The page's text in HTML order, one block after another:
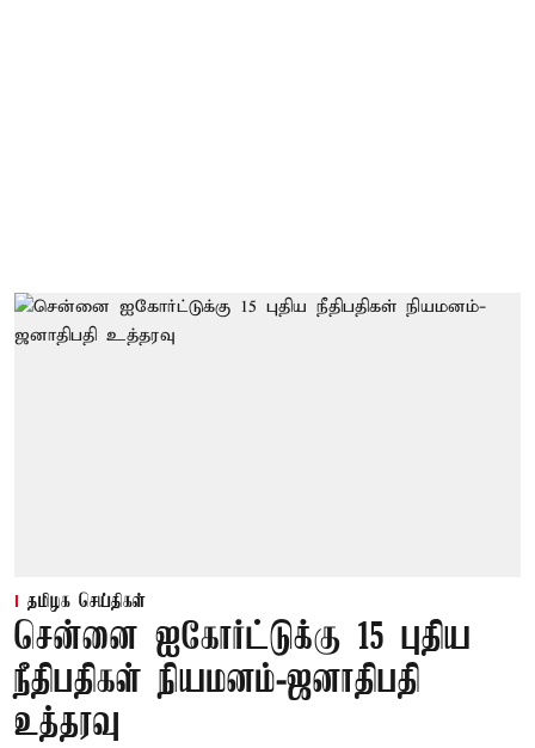
தமிழக செய்திகள்
சென்னை ஐகோர்ட்டுக்கு 15 புதிய
நீதிபதிகள் நியமனம்-ஜனாதிபதி
உத்தரவு